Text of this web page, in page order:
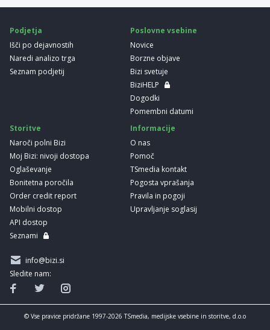
Podjetja
Išči po dejavnostih
Naredi analizo trga
Seznam podjetij
Poslovne vsebine
Novice
Borzne objave
Bizi svetuje
BiziHELP
Dogodki
Pomembni datumi
Storitve
Naroči polni Bizi
Moj Bizi: nivoji dostopa
Oglaševanje
Bonitetna poročila
Order credit report
Mobilni dostop
API dostop
Seznami
Informacije
O nas
Pomoč
TSmedia kontakt
Pogosta vprašanja
Pravila in pogoji
Upravljanje soglasij
info@bizi.si
Sledite nam:
© Vse pravice pridržane 1997-2026 TSmedia, medijske vsebine in storitve, d.o.o